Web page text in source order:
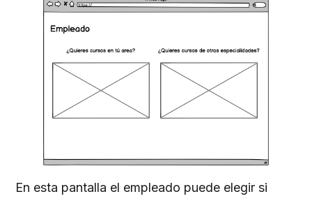
En esta pantalla el empleado puede elegir si